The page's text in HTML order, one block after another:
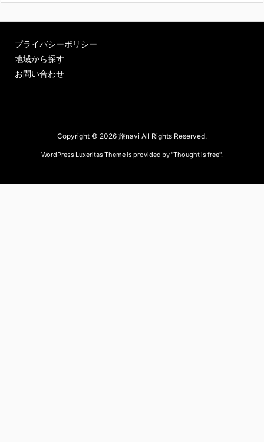
プライバシーポリシー
地域から探す
お問い合わせ
Copyright © 2026 旅navi All Rights Reserved.
WordPress Luxeritas Theme is provided by "Thought is free".